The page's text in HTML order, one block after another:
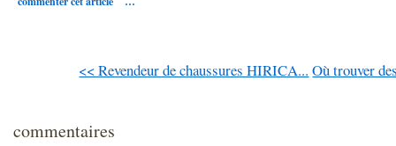
<< Revendeur de chaussures HIRICA... Où trouver
commentaires